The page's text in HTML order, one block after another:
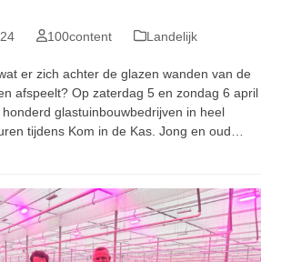
100content Landelijk
er zich achter de glazen wanden van de
afspeelt? Op zaterdag 5 en zondag 6 april
glastuinbouwbedrijven in heel
tijdens Kom in de Kas. Jong en oud…